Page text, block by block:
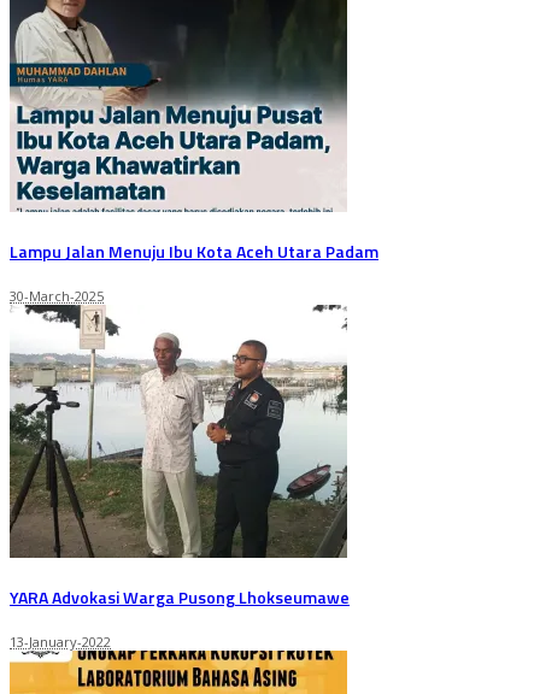
Lampu Jalan Menuju Ibu Kota Aceh Utara Padam
30-March-2025
YARA Advokasi Warga Pusong Lhokseumawe
13-January-2022